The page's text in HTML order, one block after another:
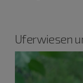
Uferwiesen